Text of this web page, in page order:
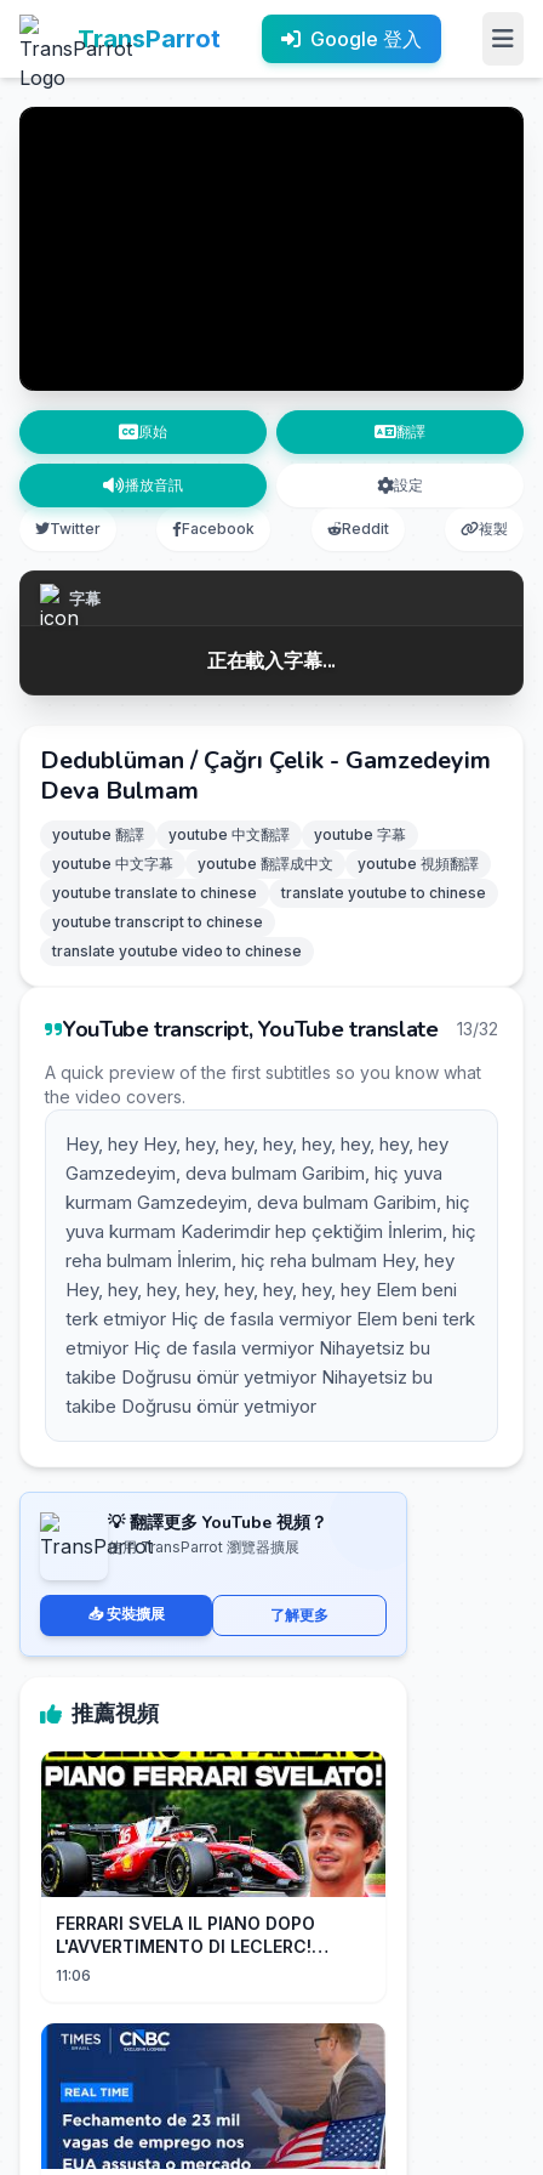
TransParrot Google 登入
原始 翻譯
播放音訊 設定
Twitter Facebook Reddit 複製
字幕
正在載入字幕...
Dedublüman / Çağrı Çelik - Gamzedeyim
Deva Bulmam
youtube 翻譯 youtube 中文翻譯
youtube 字幕
youtube 中文字幕
youtube 翻譯成中文
youtube 視頻翻譯
youtube translate to chinese
translate youtube to chinese
youtube transcript to chinese
translate youtube video to chinese
YouTube transcript, YouTube translate 13/32
A quick preview of the first subtitles so you know what
the video covers.
Hey, hey Hey, hey, hey, hey, hey, hey, hey, hey
Gamzedeyim, deva bulmam Garibim, hiç yuva
kurmam Gamzedeyim, deva bulmam Garibim, hiç
yuva kurmam Kaderimdir hep çektiğim İnlerim, hiç
reha bulmam İnlerim, hiç reha bulmam Hey, hey
Hey, hey, hey, hey, hey, hey, hey, hey Elem beni
terk etmiyor Hiç de fasıla vermiyor Elem beni terk
etmiyor Hiç de fasıla vermiyor Nihayetsiz bu
takibe Doğrusu ömür yetmiyor Nihayetsiz bu
takibe Doğrusu ömür yetmiyor
💡 翻譯更多 YouTube 視頻？
使用 TransParrot 瀏覽器擴展
📥 安裝擴展 了解更多
推薦視頻
FERRARI SVELA IL PIANO DOPO
L'AVVERTIMENTO DI LECLERC!
AGGIORNAMENTI PAZZESCHI a
11:06